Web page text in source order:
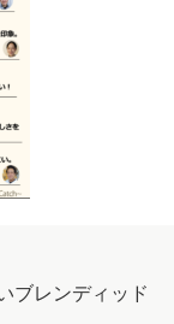
ブレンディッド